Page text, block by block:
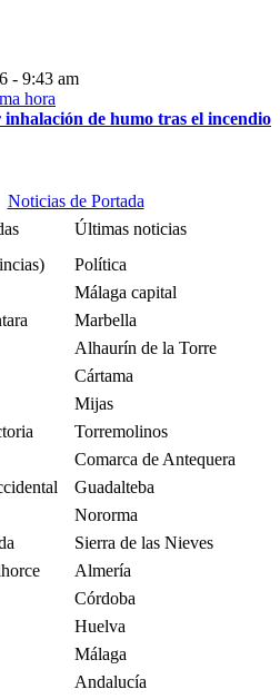
- 9:43 am
de humo tras el incendio
Noticias de Portada
Últimas noticias
Política
Málaga capital
Marbella
Alhaurín de la Torre
Cártama
Mijas
Torremolinos
Comarca de Antequera
Guadalteba
Nororma
Sierra de las Nieves
Almería
Córdoba
Huelva
Málaga
Andalucía